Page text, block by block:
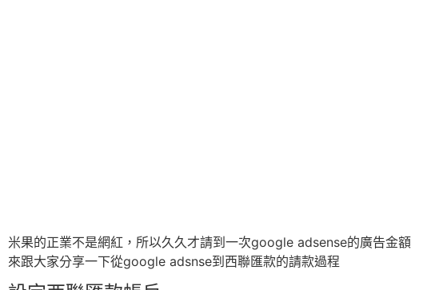
米果的正業不是網紅，所以久久才請到一次google adsense的廣告金額
來跟大家分享一下從google adsnse到西聯匯款的請款過程